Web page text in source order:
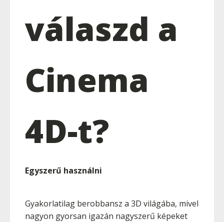
válaszd a
Cinema
4D-t?
Egyszerű használni
Gyakorlatilag berobbansz a 3D világába, mivel
nagyon gyorsan igazán nagyszerű képeket